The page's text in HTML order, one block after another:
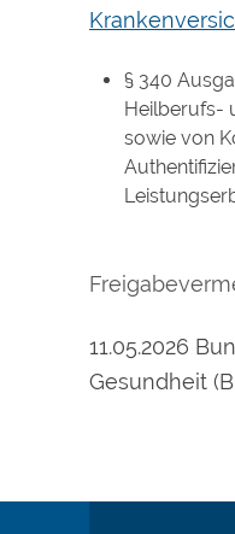
§ 340
Heilberufs-
sowie von
11.05.2026
Gesundheit